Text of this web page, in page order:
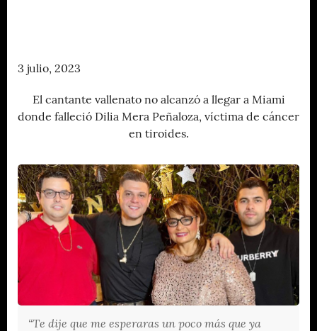
3 julio, 2023
El cantante vallenato no alcanzó a llegar a Miami
donde falleció Dilia Mera Peñaloza, víctima de cáncer
en tiroides.
“Te dije que me esperaras un poco más que ya